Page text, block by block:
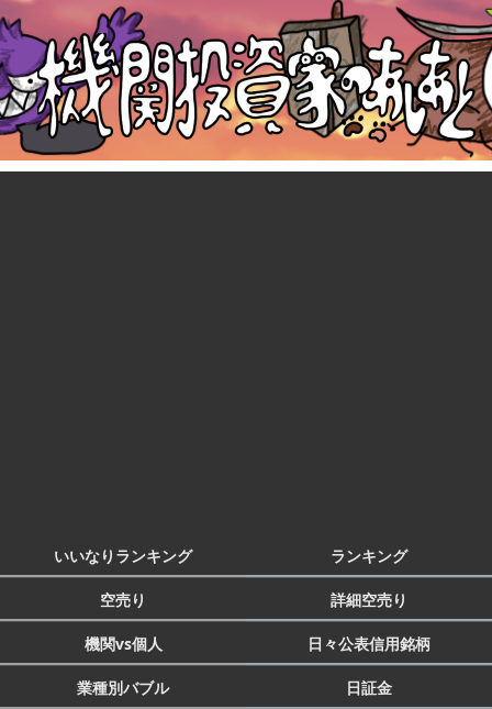
いいなりランキング ランキング
空売り 詳細空売り
機関vs個人 日々公表信用銘柄
業種別バブル 日証金